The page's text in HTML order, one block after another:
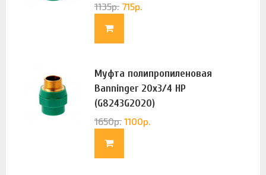
1135р. 715р.
Муфта полипропиленовая
Banninger 20х3/4 НР
(G8243G2020)
1650р. 1100р.